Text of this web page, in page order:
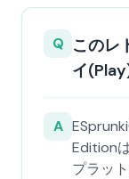
Q このレ
イ
A
Edition
プラッ